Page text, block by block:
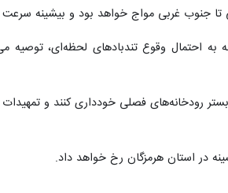
خواهد بود و بیشینه سرعت باد به حدود ۴۰ کیلومتر
بیش از ۱۵۰ سانتی‌متر خواهد رسید و با توجه به احتمال وقوع
فصلی خودداری کنند و تمهیدات
در استان هرمزگان رخ خواهد داد.